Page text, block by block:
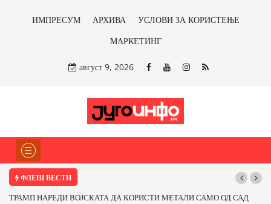
ИМПРЕСУМ АРХИВА
УСЛОВИ ЗА КОРИСТЕЊЕ
МАРКЕТИНГ
август 9, 2026
ФЛЕШ ВЕСТИ
ТРАМП НАРЕДИ ВОЈСКАТА ДА КОРИСТИ МЕТАЛИ САМО ОД САД